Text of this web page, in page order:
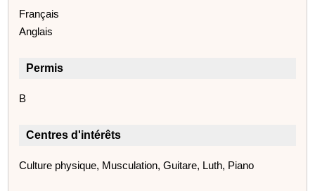
Français
Anglais
Permis
B
Centres d'intérêts
Culture physique, Musculation, Guitare, Luth, Piano